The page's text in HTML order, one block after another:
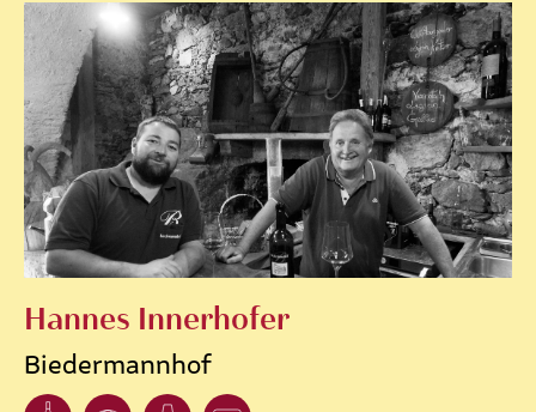
Hannes Innerhofer
Biedermannhof